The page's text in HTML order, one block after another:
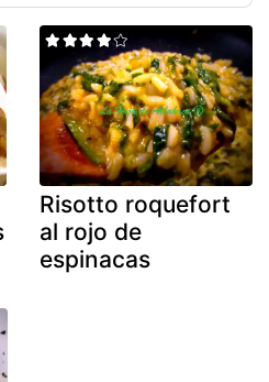
Risotto roquefort
al rojo de
espinacas